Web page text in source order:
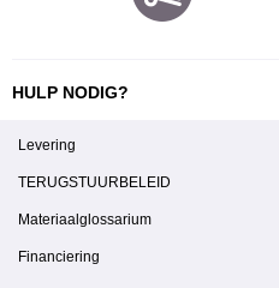
HULP NODIG?
Levering
TERUGSTUURBELEID
Materiaalglossarium
Financiering